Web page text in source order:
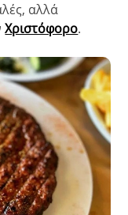
αλλά
Χριστόφορο.